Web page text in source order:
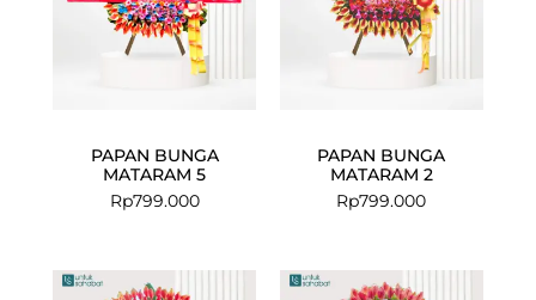
PAPAN BUNGA
MATARAM 5
Rp799.000
PAPAN BUNGA
MATARAM 2
Rp799.000